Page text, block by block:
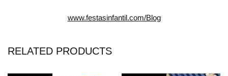
www.festasinfantil.com/Blog
RELATED PRODUCTS